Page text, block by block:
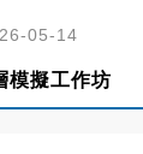
05-14
模擬工作坊